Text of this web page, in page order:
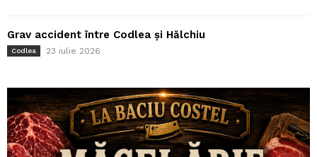
Grav accident între Codlea și Hălchiu
Codlea 23 iulie 2026